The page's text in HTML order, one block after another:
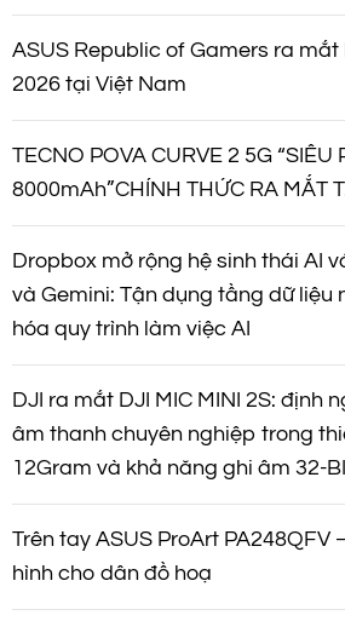
ASUS Republic of Gamers ra mắt
2026 tại Việt Nam
TECNO POVA CURVE 2 5G “SIÊU
8000mAh”CHÍNH THỨC RA MẮT
Dropbox mở rộng hệ sinh thái AI
và Gemini: Tận dụng tầng dữ liệu
hóa quy trình làm việc AI
DJI ra mắt DJI MIC MINI 2S: định
âm thanh chuyên nghiệp trong
12Gram và khả năng ghi âm 32-
Trên tay ASUS ProArt PA248QFV
hình cho dân đồ hoạ